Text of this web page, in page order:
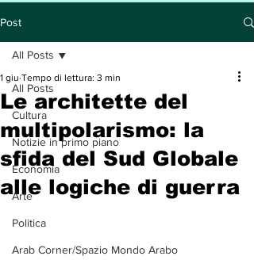
Post
All Posts
Cultura
Notizie in primo piano
Economia
Arte
Politica
Arab Corner/Spazio Mondo Arabo
All Posts
Le architette del
multipolarismo: la
sfida del Sud Globale
alle logiche di guerra
1 giu Tempo di lettura: 3 min